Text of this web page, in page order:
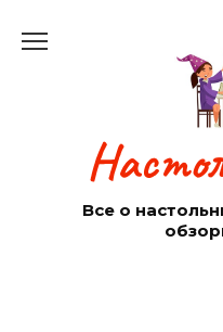
Все о